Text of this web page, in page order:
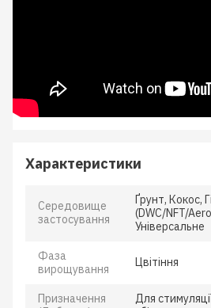
Характеристики
Середовище
застосування
Ґрунт, Кокос,
(DWC/NFT/
Універсальне
Фаза
вирощування
Цвітіння
Призначення
Для